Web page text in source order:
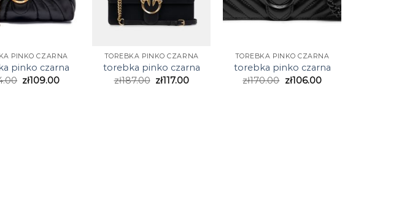
PINKO CZARNA
pinko czarna
zł109.00
TOREBKA PINKO CZARNA
torebka pinko czarna
zł187.00 zł117.00
TOREBKA PINKO CZARNA
torebka pinko czarna
zł170.00 zł106.00